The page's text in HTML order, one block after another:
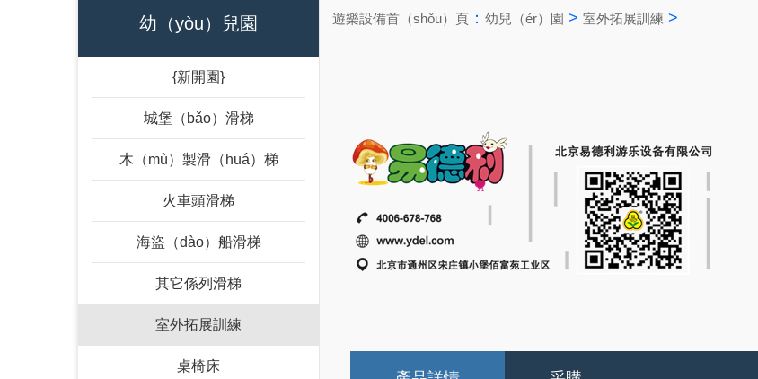
幼（yòu）兒園
{新開園}
城堡（bǎo）滑梯
木（mù）製滑（huá）梯
火車頭滑梯
海盜（dào）船滑梯
其它係列滑梯
室外拓展訓練
桌椅床
遊樂設備首（shǒu）頁 ： 幼兒（ér）園 > 室外拓展訓練 >